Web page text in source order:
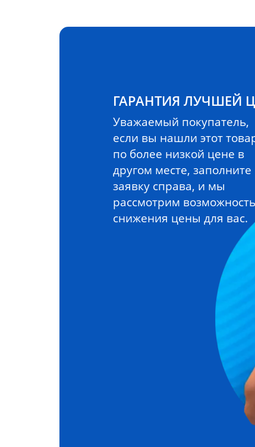
ГАРАНТИЯ ЛУЧШЕЙ
Уважаемый покупатель,
если вы нашли этот
по более низкой цене в
другом месте, заполните
заявку справа, и мы
рассмотрим возможность
снижения цены для вас.